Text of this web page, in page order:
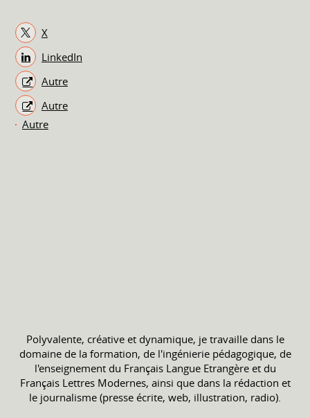
X
LinkedIn
Autre
Autre
Autre
Polyvalente, créative et dynamique, je travaille dans le
domaine de la formation, de l'ingénierie pédagogique, de
l'enseignement du Français Langue Etrangère et du
Français Lettres Modernes, ainsi que dans la rédaction et
le journalisme (presse écrite, web, illustration, radio).